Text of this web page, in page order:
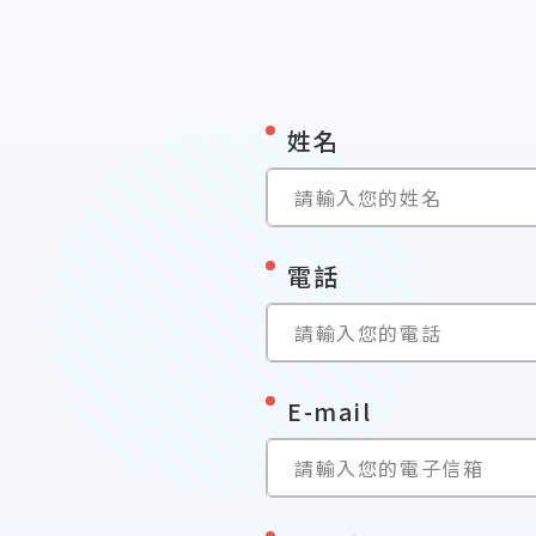
姓名
*
請輸入您的姓名
電話
*
請輸入您的電話
E-mail
*
請輸入您的電子信箱